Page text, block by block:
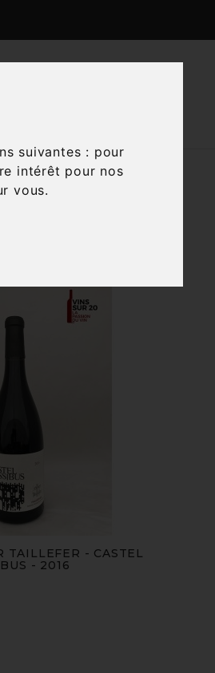
suivantes : pour
intérêt pour nos
vous.
TAILLEFER - CASTEL
- 2016